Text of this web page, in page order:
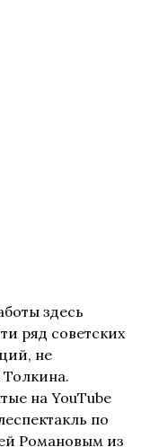
здесь
ряд советских
не
на YouTube
по
Романовым из